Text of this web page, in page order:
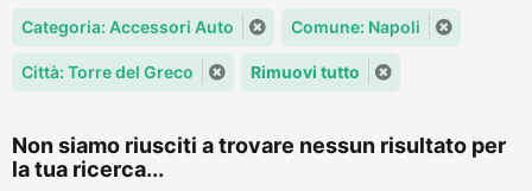
Categoria: Accessori Auto Comune: Napoli
Città: Torre del Greco Rimuovi tutto
Non siamo riusciti a trovare nessun risultato per
la tua ricerca...